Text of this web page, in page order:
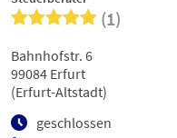
(1)
geschlossen
Bahnhofstr. 6
99084 Erfurt
(Erfurt-Altstadt)